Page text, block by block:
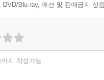
DVD/Blu-ray, 패션 및 판매금지 상
지 작성가능